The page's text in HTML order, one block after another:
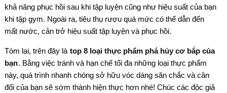
khả năng phục hồi sau khi tập luyện cũng như hiệu suất của bạn
khi tập gym. Ngoài ra, tiêu thụ rượu quá mức có thể dẫn đến
mất nước, cản trở hiệu suất tập luyện và phục hồi.
Tóm lại, trên đây là top 8 loại thực phẩm phá hủy cơ bắp của
bạn. Bằng việc tránh và hạn chế tối đa những loại thực phẩm
này, quá trình nhanh chóng sở hữu vóc dáng săn chắc và cân
đối của bạn sẽ sớm thành hiện thực hơn nhé! Chúc các độc giả